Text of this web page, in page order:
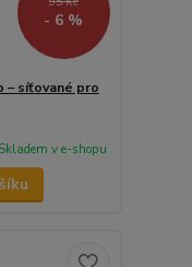
- 6 %
– síťované pro
Skladem v e-shopu